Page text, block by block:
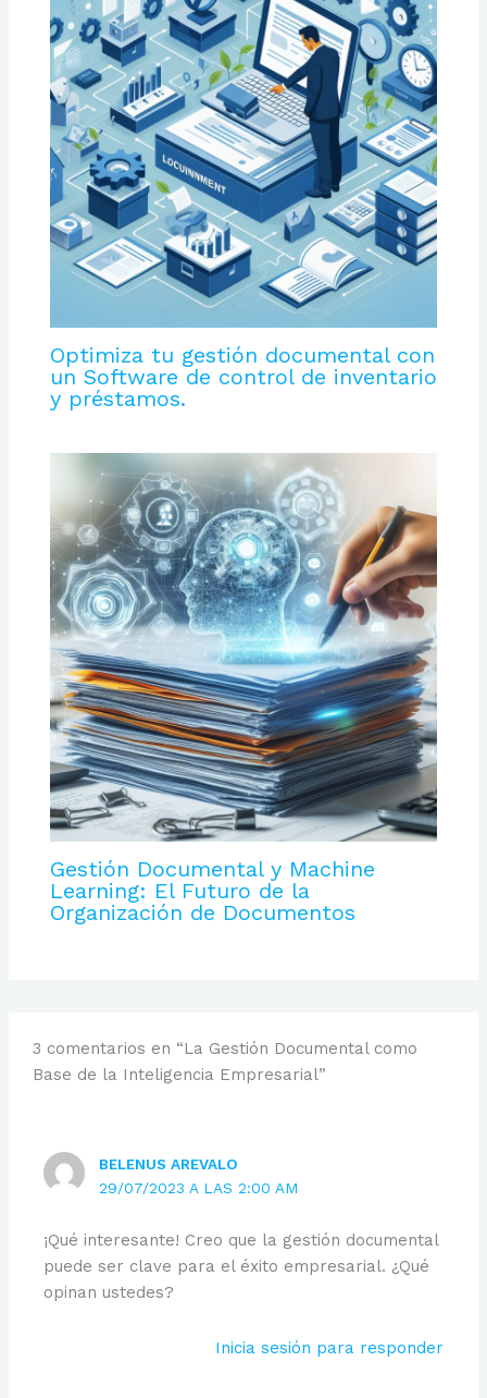
Optimiza tu gestión documental con
un Software de control de inventario
y préstamos.
Gestión Documental y Machine
Learning: El Futuro de la
Organización de Documentos
3 comentarios en “La Gestión Documental como
Base de la Inteligencia Empresarial”
BELENUS AREVALO
29/07/2023 A LAS 2:00 AM
¡Qué interesante! Creo que la gestión documental
puede ser clave para el éxito empresarial. ¿Qué
opinan ustedes?
Inicia sesión para responder